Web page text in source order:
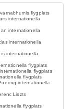
flygplats
internationella
internationella
internationella
internationella
flygplats
flygplats
flygplats
internationella
Liszts
flygplats